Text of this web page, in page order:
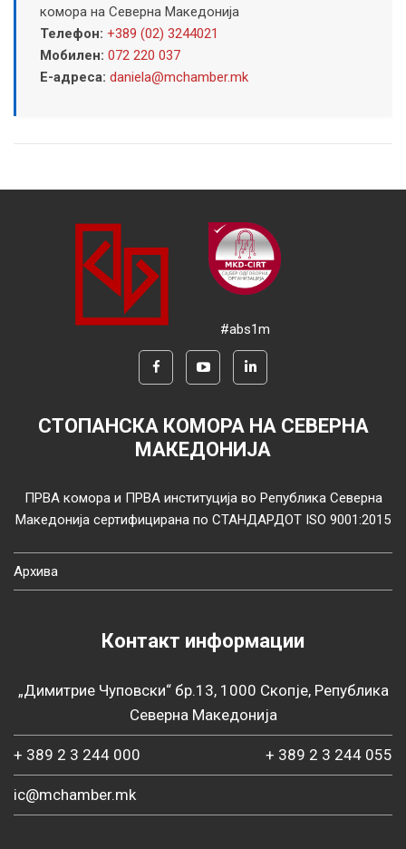
комора на Северна Македонија
Телефон: +389 (02) 3244021
Мобилен: 072 220 037
Е-адреса: daniela@mchamber.mk
#abs1m
СТОПАНСКА КОМОРА НА СЕВЕРНА
МАКЕДОНИЈА
ПРВА комора и ПРВА институција во Република Северна
Македонија сертифицирана по СТАНДАРДОТ ISO 9001:2015
Архива
Контакт информации
„Димитрие Чуповски“ бр.13, 1000 Скопје, Република
Северна Македонија
+ 389 2 3 244 000 + 389 2 3 244 055
ic@mchamber.mk